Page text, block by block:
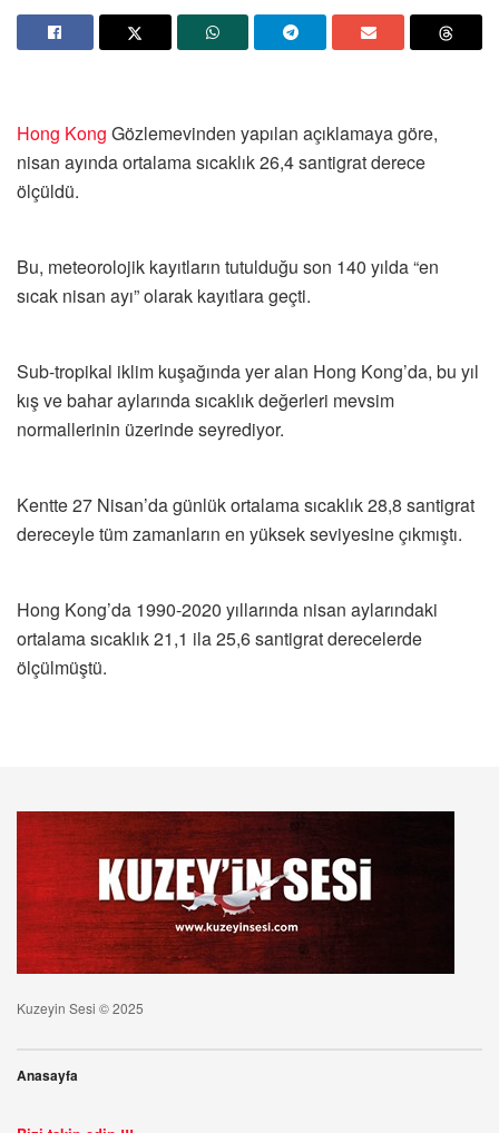
Hong Kong Gözlemevinden yapılan açıklamaya göre,
nisan ayında ortalama sıcaklık 26,4 santigrat derece
ölçüldü.
Bu, meteorolojik kayıtların tutulduğu son 140 yılda “en
sıcak nisan ayı” olarak kayıtlara geçti.
Sub-tropikal iklim kuşağında yer alan Hong Kong’da, bu yıl
kış ve bahar aylarında sıcaklık değerleri mevsim
normallerinin üzerinde seyrediyor.
Kentte 27 Nisan’da günlük ortalama sıcaklık 28,8 santigrat
dereceyle tüm zamanların en yüksek seviyesine çıkmıştı.
Hong Kong’da 1990-2020 yıllarında nisan aylarındaki
ortalama sıcaklık 21,1 ila 25,6 santigrat derecelerde
ölçülmüştü.
Kuzeyin Sesi © 2025
Anasayfa